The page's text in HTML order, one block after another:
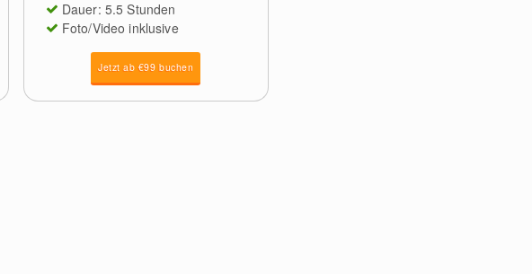
Dauer: 5.5 Stunden
Foto/Video inklusive
Jetzt ab €99 buchen